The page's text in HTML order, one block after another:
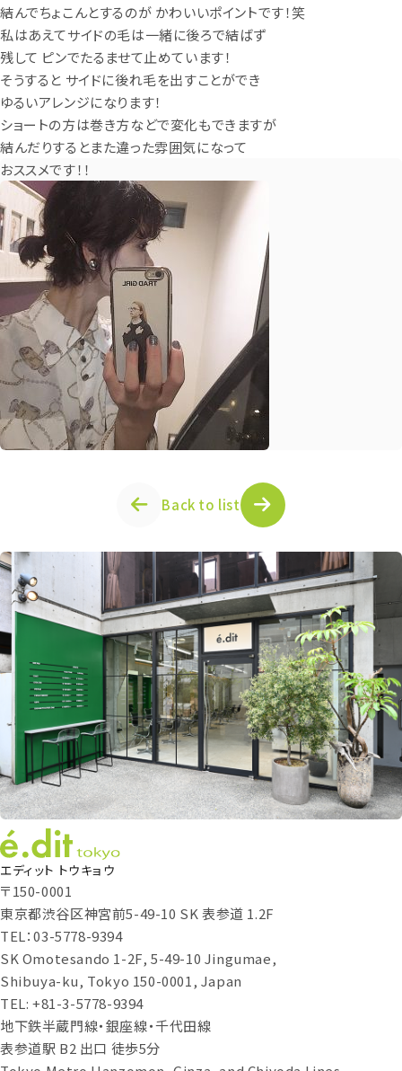
結んでちょこんとするのが かわいいポイントです！笑
私はあえてサイドの毛は一緒に後ろで結ばず
残して ピンでたるませて止めています！
そうすると サイドに後れ毛を出すことができ
ゆるいアレンジになります！
ショートの方は巻き方などで変化もできますが
結んだりするとまた違った雰囲気になって
おススメです！！
Back to list
エディット トウキョウ
〒150-0001
東京都渋谷区神宮前5-49-10 SK 表参道 1.2F
TEL：03-5778-9394
SK Omotesando 1-2F, 5-49-10 Jingumae,
Shibuya-ku, Tokyo 150-0001, Japan
TEL: +81-3-5778-9394
地下鉄半蔵門線・銀座線・千代田線
表参道駅 B2 出口 徒歩5分